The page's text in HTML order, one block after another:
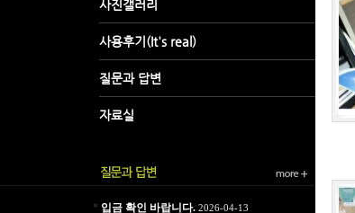
* 입금 확인 바랍니다.2026-04-13